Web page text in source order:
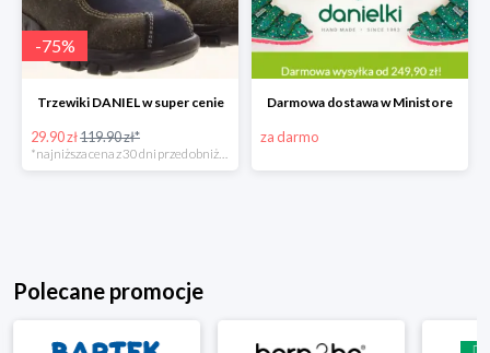
-75%
Trzewiki DANIEL w super cenie
29.90 zł119.90 zł*
Darmowa dostawa w Ministore
za darmo
Polecane promocje